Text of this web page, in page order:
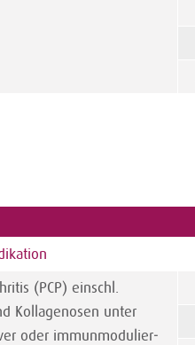
(PCP) einschl.
Kollagenosen unter
oder immunmodulier­